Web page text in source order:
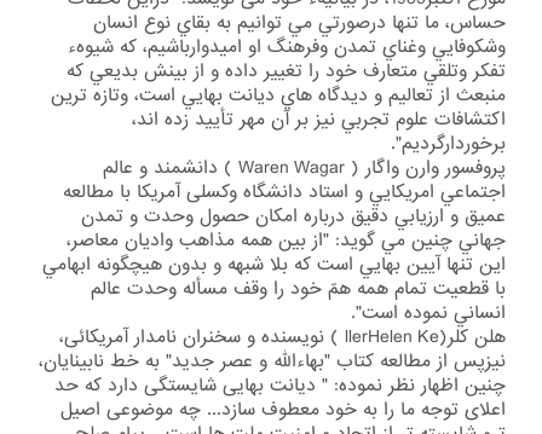
حساس، ما تنها درصورتي مي توانيم به بقاي نوع انسان
وشكوفايي وغناي تمدن وفرهنگ او اميدوارباشيم، كه شيوهء
تفكر وتلقي متعارف خود را تغيير داده و از بينش بديعي كه
منبعث از تعاليم و ديدگاه هاي ديانت بهايي است، وتازه ترين
اكتشافات علوم تجربي نيز بر آن مهر تأييد زده اند،
برخوردارگرديم".
پروفسور وارن واگار ( Waren Wagar ) دانشمند و عالم
اجتماعي امريكايي و استاد دانشگاه وکسلی آمریکا با مطالعه
عميق و ارزيابي دقيق درباره امكان حصول وحدت و تمدن
جهاني چنين مي گويد: "از بين همه مذاهب واديان معاصر،
اين تنها آيين بهايي است كه بلا شبهه و بدون هيچگونه ابهامي
با قطعيت تمام همه همّ خود را وقف مسأله وحدت عالم
انساني نموده است".
هلن کلر(llerHelen Ke ) نویسنده و سخنران نامدار آمریکائی،
نيزپس از مطالعه کتاب "بهاءالله و عصر جدید" به خط نابينايان،
چنین اظهار نظر نموده: " دیانت بهایی شایستگی دارد که حد
اعلای توجه ما را به خود معطوف سازد... چه موضوعی اصیل